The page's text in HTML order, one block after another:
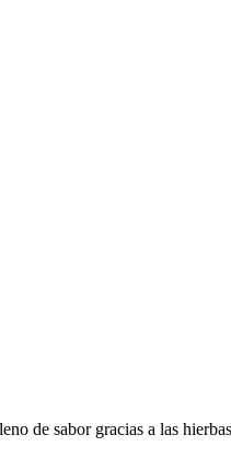
de sabor gracias a las